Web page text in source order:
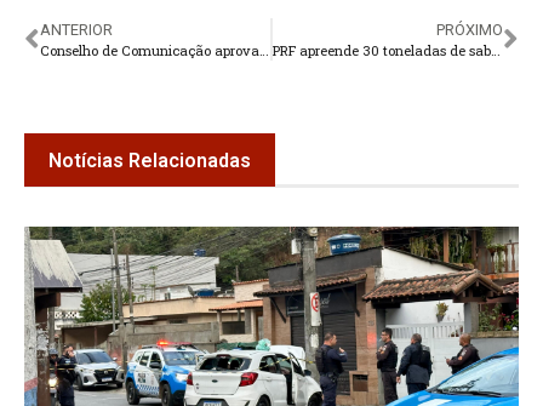
ANTERIOR
Conselho de Comunicação aprova parecer sobre notícias falsas
PRÓXIMO
PRF apreende 30 toneladas de sabão em pó falsificado
Notícias Relacionadas